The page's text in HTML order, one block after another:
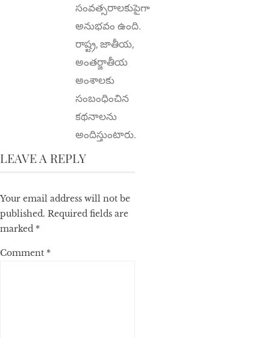
సంవ‌త్స‌రాలకుపైగా
అనుభవం ఉంది.
రాష్ట్ర‌, జాతీయ,
అంత‌ర్జాతీయ
అంశాల‌కు
సంబంధించిన
క‌థ‌నాల‌ను
అందిస్తుంటారు.
LEAVE A REPLY
Your email address will not be
published. Required fields are
marked *
Comment *